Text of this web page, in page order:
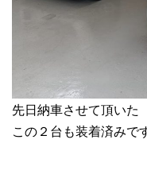
先日納車させて頂いた
この２台も装着済みで